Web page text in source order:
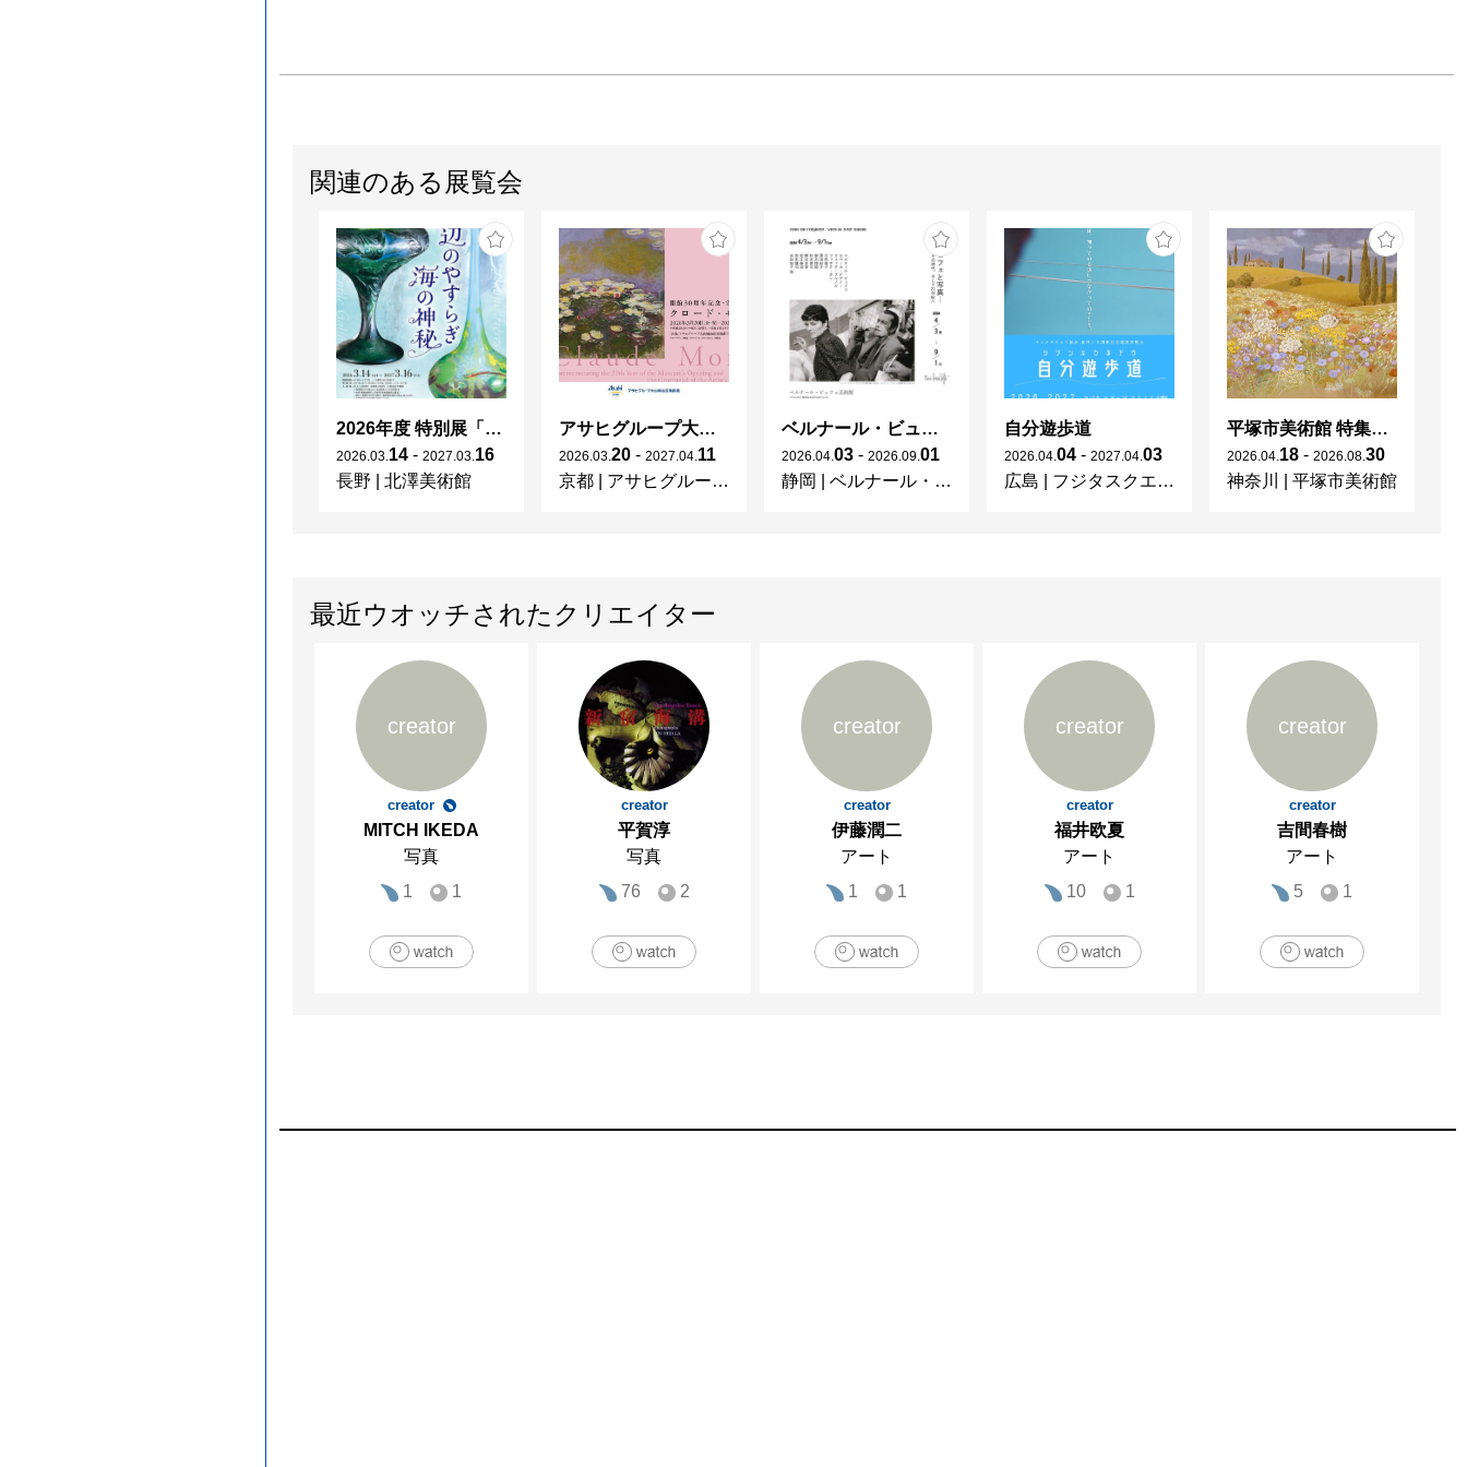
関連のある展覧会
2026年度 特別展「ガレとドーム、アール･ヌーヴォーのガラス 水辺のやすらぎ、海の神秘」
2026 03 14 - 2027 03 16
長野
北澤美術館
アサヒグループ大山崎山荘美術館 開館30周年記念展「没後100年 クロード・モネ」
2026 03 20 - 2027 04 11
京都
アサヒグループ大山崎山荘美術館
ベルナール・ビュフェと写真 ーカメラがとらえたビュフェとその時代、そして21 世紀へ
2026 04 03 - 2026 09 01
静岡
ベルナール・ビュフェ美術館
自分遊歩道
2026 04 04 - 2027 04 03
広島
フジタスクエアまるくる大野
平塚市美術館 特集展 花の表現、その多様性／特別展示 新収蔵品展
2026 04 18 - 2026 08 30
神奈川
平塚市美術館
最近ウオッチされたクリエイター
creator
creator
MITCH IKEDA
写真
1
1
creator
平賀淳
写真
76
2
creator
creator
伊藤潤二
アート
1
1
creator
creator
福井欧夏
アート
10
1
creator
creator
吉間春樹
アート
5
1